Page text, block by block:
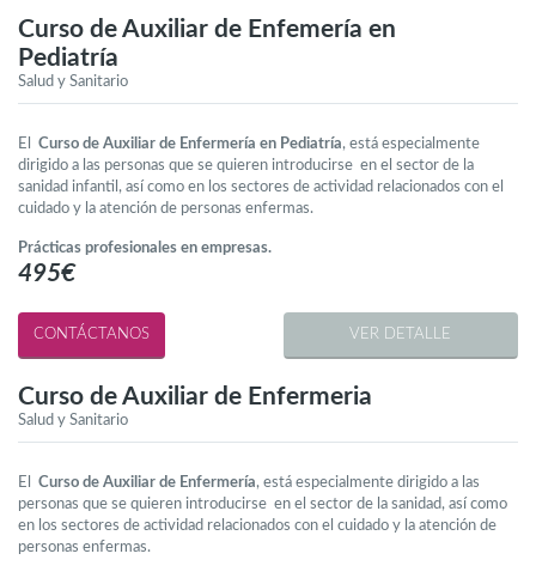
Curso de Auxiliar de Enfemería en
Pediatría
Salud y Sanitario
El Curso de Auxiliar de Enfermería en Pediatría, está especialmente
dirigido a las personas que se quieren introducirse en el sector de la
sanidad infantil, así como en los sectores de actividad relacionados con el
cuidado y la atención de personas enfermas.
Prácticas profesionales en empresas.
495€
VER DETALLE
Curso de Auxiliar de Enfermeria
Salud y Sanitario
El Curso de Auxiliar de Enfermería, está especialmente dirigido a las
personas que se quieren introducirse en el sector de la sanidad, así como
en los sectores de actividad relacionados con el cuidado y la atención de
personas enfermas.